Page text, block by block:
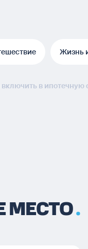
Жизнь
в ипотечную
МЕСТО